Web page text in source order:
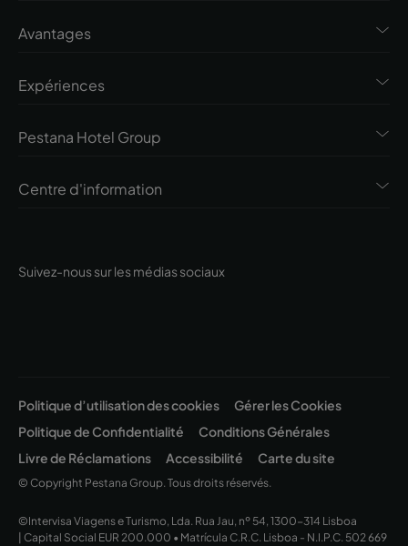
Suivez-nous sur les médias sociaux
Avantages
Expériences
Pestana Hotel Group
Centre d'information
Politique d’utilisation des cookies
Gérer les Cookies
Politique de Confidentialité
Conditions Générales
Livre de Réclamations
Accessibilité Carte du site
© Copyright Pestana Group. Tous droits réservés.
©Intervisa Viagens e Turismo, Lda. Rua Jau, nº 54, 1300-314 Lisboa
| Capital Social EUR 200.000 • Matrícula C.R.C. Lisboa - N.I.P.C. 502 669